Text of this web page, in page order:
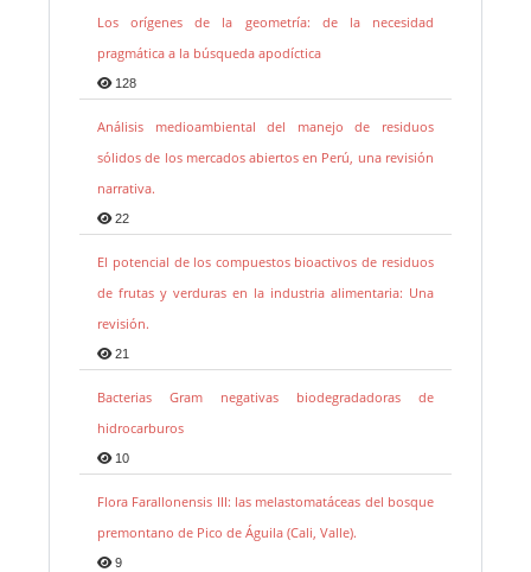
Los orígenes de la geometría: de la necesidad
pragmática a la búsqueda apodíctica
128
Análisis medioambiental del manejo de residuos
sólidos de los mercados abiertos en Perú, una revisión
narrativa.
22
El potencial de los compuestos bioactivos de residuos
de frutas y verduras en la industria alimentaria: Una
revisión.
21
Bacterias Gram negativas biodegradadoras de
hidrocarburos
10
Flora Farallonensis III: las melastomatáceas del bosque
premontano de Pico de Águila (Cali, Valle).
9